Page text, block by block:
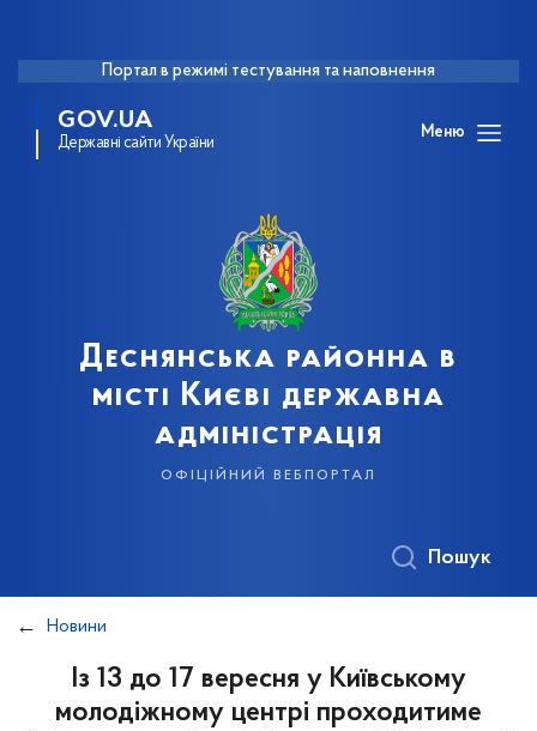
Портал в режимі тестування та наповнення
GOV.UA
Державні сайти України
Меню
Деснянська районна в
місті Києві державна
адміністрація
офіційний вебпортал
Пошук
Новини
Із 13 до 17 вересня у Київському
молодіжному центрі проходитиме